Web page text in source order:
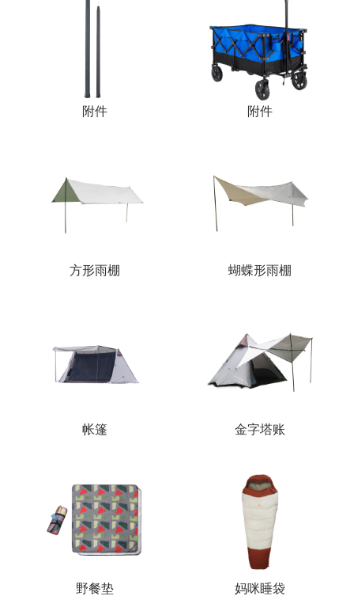
附件 附件
方形雨棚 蝴蝶形雨棚
帐篷 金字塔账
野餐垫 妈咪睡袋